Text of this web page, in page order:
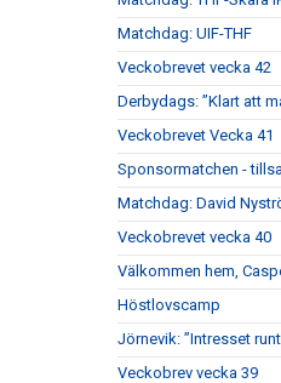
Matchdag: UIF-THF
Veckobrevet vecka 42
Derbydags: ”Klart att
Veckobrevet Vecka 41
Sponsormatchen -
Matchdag: David
Veckobrevet vecka 40
Välkommen hem,
Höstlovscamp
Jörnevik: ”Intresset
Veckobrev vecka 39